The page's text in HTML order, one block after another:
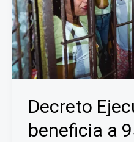
este
viernes
29
de
mayo
Decreto
beneficia a